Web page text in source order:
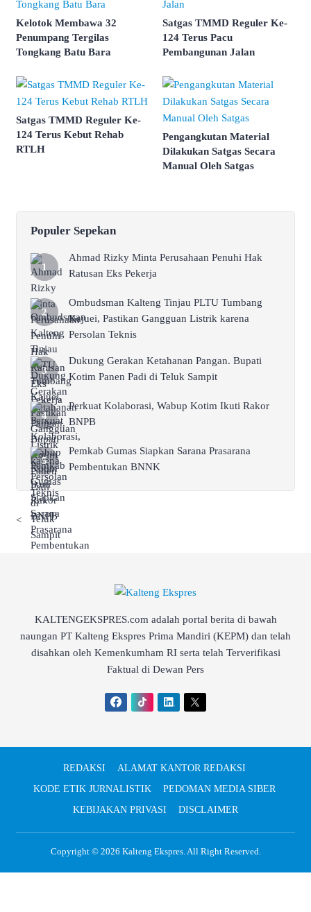
Kelotok Membawa 32
Penumpang Tergilas
Tongkang Batu Bara
Satgas TMMD Reguler Ke-
124 Terus Pacu
Pembangunan Jalan
Satgas TMMD Reguler Ke-
124 Terus Kebut Rehab
RTLH
Pengangkutan Material
Dilakukan Satgas Secara
Manual Oleh Satgas
Populer Sepekan
Ahmad Rizky Minta Perusahaan Penuhi Hak
Ratusan Eks Pekerja
Ombudsman Kalteng Tinjau PLTU Tumbang
Kajuei, Pastikan Gangguan Listrik karena
Persolan Teknis
Dukung Gerakan Ketahanan Pangan. Bupati
Kotim Panen Padi di Teluk Sampit
Perkuat Kolaborasi, Wabup Kotim Ikuti Rakor
BNPB
Pemkab Gumas Siapkan Sarana Prasarana
Pembentukan BNNK
<
KALTENGEKSPRES.com adalah portal berita di bawah
naungan PT Kalteng Ekspres Prima Mandiri (KEPM) dan telah
disahkan oleh Kemenkumham RI serta telah Terverifikasi
Faktual di Dewan Pers
REDAKSI
ALAMAT KANTOR REDAKSI
KODE ETIK JURNALISTIK
PEDOMAN MEDIA SIBER
KEBIJAKAN PRIVASI
DISCLAIMER
Copyright © 2026 Kalteng Ekspres. All Right Reserved.